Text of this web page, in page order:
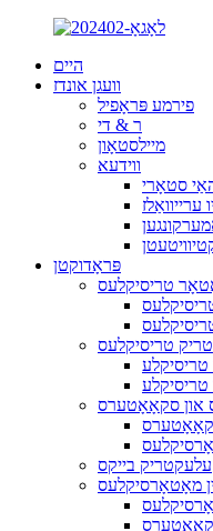
היים
וועגן אונדז
פירמע פּראָפיל
ר & די
מיילסטאָון
ווידעא
סטאָרי
ערייוואַלז
פּראָדוקטן
טריסיקלעס
טריסיקלעס
און סקאָאָטערס
עלעקטריק בייקס
מאָטאָרסיקלעס